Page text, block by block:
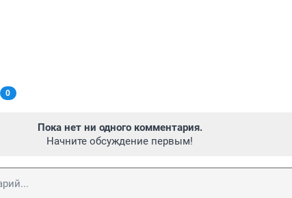
0
Пока нет ни одного комментария.
Начните обсуждение первым!